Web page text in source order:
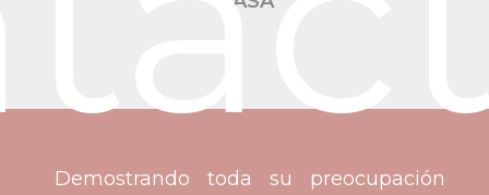
Demostrando toda su preocupación